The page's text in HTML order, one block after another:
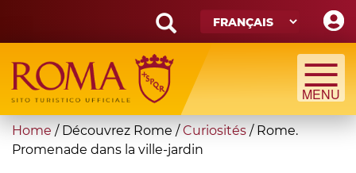
main
content
Search
form
Recherche
You
are
Home / Découvrez Rome /Curiosités / Rome.
Promenade dans la ville-jardin